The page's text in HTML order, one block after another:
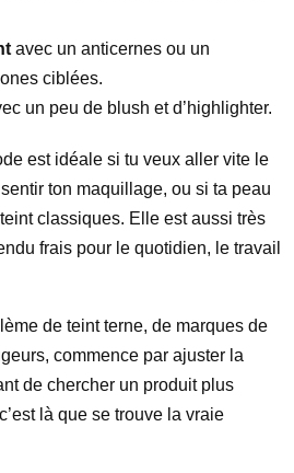
avec un anticernes ou un
ciblées.
un peu de blush et d’highlighter.
est idéale si tu veux aller vite le
ton maquillage, ou si ta peau
classiques. Elle est aussi très
frais pour le quotidien, le travail
de teint terne, de marques de
commence par ajuster la
de chercher un produit plus
là que se trouve la vraie